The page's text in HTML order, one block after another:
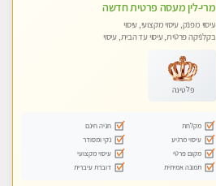
מרי-לין מעסה פרטית חדשה
עיסוי מפנק, עיסוי מקצועי, עיסוי
בקלניקה פרטית, עיסוי עד הבית, עיסוי
פלטינה
מקלחת
חניה חינם
עיסוי מרגיע
נקי ומסודר
מקום פרטי
עיסוי מקצועי
תמונה אמיתית
דוברת עיברית